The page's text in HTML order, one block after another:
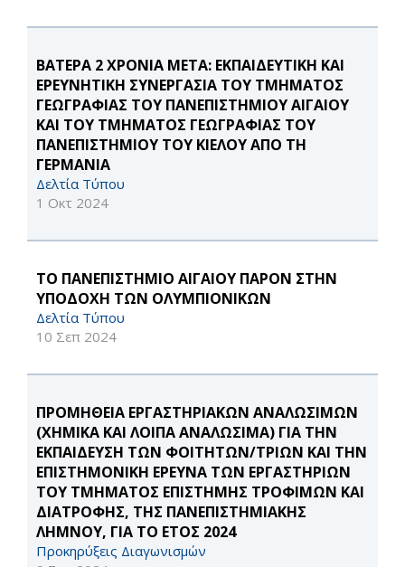
ΒΑΤΕΡΑ 2 ΧΡΟΝΙΑ ΜΕΤΑ: ΕΚΠΑΙΔΕΥΤΙΚΗ ΚΑΙ
ΕΡΕΥΝΗΤΙΚΗ ΣΥΝΕΡΓΑΣΙΑ ΤΟΥ ΤΜΗΜΑΤΟΣ
ΓΕΩΓΡΑΦΙΑΣ ΤΟΥ ΠΑΝΕΠΙΣΤΗΜΙΟΥ ΑΙΓΑΙΟΥ
ΚΑΙ ΤΟΥ ΤΜΗΜΑΤΟΣ ΓΕΩΓΡΑΦΙΑΣ ΤΟΥ
ΠΑΝΕΠΙΣΤΗΜΙΟΥ ΤΟΥ ΚΙΕΛΟΥ ΑΠΟ ΤΗ
ΓΕΡΜΑΝΙΑ
Δελτία Τύπου
1 Οκτ 2024
ΤΟ ΠΑΝΕΠΙΣΤΗΜΙΟ ΑΙΓΑΙΟΥ ΠΑΡΟΝ ΣΤΗΝ
ΥΠΟΔΟΧΗ ΤΩΝ ΟΛΥΜΠΙΟΝΙΚΩΝ
Δελτία Τύπου
10 Σεπ 2024
ΠΡΟΜΗΘΕΙΑ ΕΡΓΑΣΤΗΡΙΑΚΩΝ ΑΝΑΛΩΣΙΜΩΝ
(ΧΗΜΙΚΑ ΚΑΙ ΛΟΙΠΑ ΑΝΑΛΩΣΙΜΑ) ΓΙΑ ΤΗΝ
ΕΚΠΑΙΔΕΥΣΗ ΤΩΝ ΦΟΙΤΗΤΩΝ/ΤΡΙΩΝ ΚΑΙ ΤΗΝ
ΕΠΙΣΤΗΜΟΝΙΚΗ ΕΡΕΥΝΑ ΤΩΝ ΕΡΓΑΣΤΗΡΙΩΝ
ΤΟΥ ΤΜΗΜΑΤΟΣ ΕΠΙΣΤΗΜΗΣ ΤΡΟΦΙΜΩΝ ΚΑΙ
ΔΙΑΤΡΟΦΗΣ, ΤΗΣ ΠΑΝΕΠΙΣΤΗΜΙΑΚΗΣ
ΛΗΜΝΟΥ, ΓΙΑ ΤΟ ΕΤΟΣ 2024
Προκηρύξεις Διαγωνισμών